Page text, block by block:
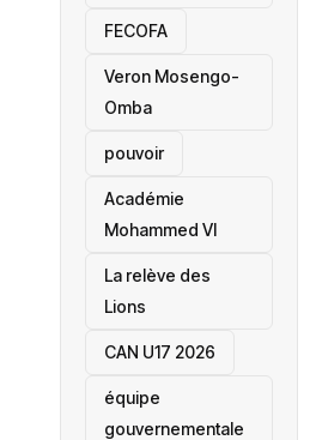
‎FECOFA
Veron Mosengo-
Omba
pouvoir
Académie
Mohammed VI
La relève des
Lions
CAN U17 2026
équipe
gouvernementale